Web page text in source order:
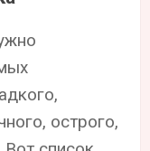
острого,